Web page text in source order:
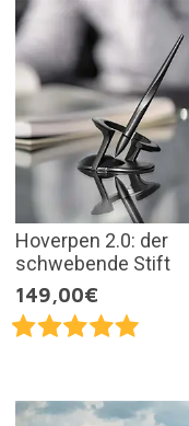
Hoverpen 2.0: der
schwebende Stift
149,00€